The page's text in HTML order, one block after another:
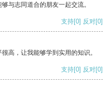
与志同道合的朋友一起交流。
支持[0] 反对[0]
高，让我能够学到实用的知识。
支持[0] 反对[0]